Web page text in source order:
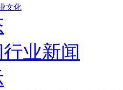
文化
行业新闻